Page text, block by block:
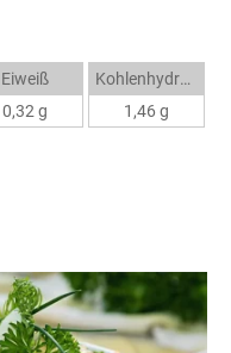
Eiweiß
0,32 g
Kohlenhydrate
1,46 g